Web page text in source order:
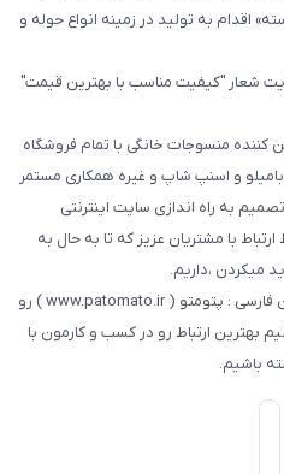
اقدام به تولید در زمینه انواع حوله و
شعار "کیفیت مناسب با بهترین قیمت"
کننده منسوجات خانگی با تمام فروشگاه
و اسنپ شاپ و غیره همکاری مستمر
به راه اندازی سایت اینترنتی
با مشتریان عزیز که تا به حال به
میکردن ،داریم.
در همین راستا سایت خودمون با عنوان فارسی : پتومتو ( www.patomato.ir ) رو
بهترین ارتباط رو در کسب و کارمون با
باشیم.